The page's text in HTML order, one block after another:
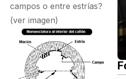
campos o entre estrías?
(ver imagen)
9mm
1)Editorial
30, 2026
Kit
Perú?
Dice La
Lo Que
Dice.
Equipo
Julio 30,